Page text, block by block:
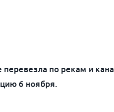
по рекам и
6 ноября.